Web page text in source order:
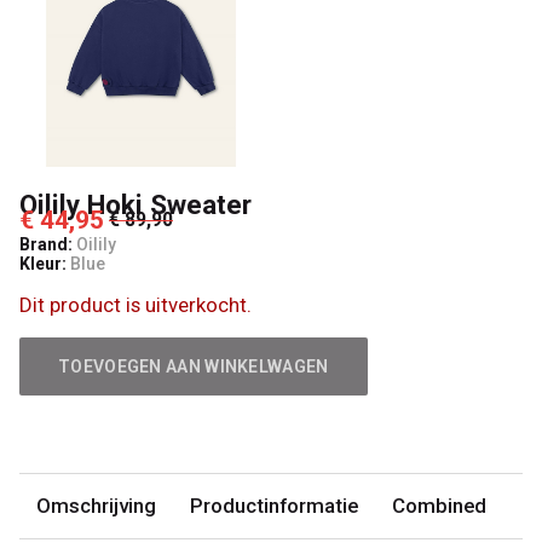
Oilily Hoki Sweater
€ 44,95 € 89,90
Brand: Oilily
Kleur: Blue
Dit product is uitverkocht.
TOEVOEGEN AAN WINKELWAGEN
Omschrijving Productinformatie Combined